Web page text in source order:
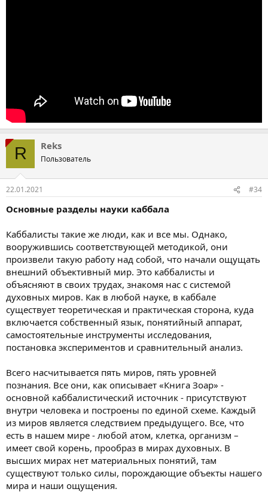
R Reks
Пользователь
22.01.2021 #34
Основные разделы науки каббала
Каббалисты такие же люди, как и все мы. Однако,
вооружившись соответствующей методикой, они
произвели такую работу над собой, что начали ощущать
внешний объективный мир. Это каббалисты и
объясняют в своих трудах, знакомя нас с системой
духовных миров. Как в любой науке, в каббале
существует теоретическая и практическая сторона, куда
включается собственный язык, понятийный аппарат,
самостоятельные инструменты исследования,
постановка экспериментов и сравнительный анализ.
Всего насчитывается пять миров, пять уровней
познания. Все они, как описывает «Книга Зоар» -
основной каббалистический источник - присутствуют
внутри человека и построены по единой схеме. Каждый
из миров является следствием предыдущего. Все, что
есть в нашем мире - любой атом, клетка, организм –
имеет свой корень, прообраз в мирах духовных. В
высших мирах нет материальных понятий, там
существуют только силы, порождающие объекты нашего
мира и наши ощущения.